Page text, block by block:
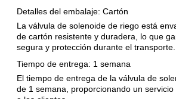
Detalles del embalaje: Cartón
La válvula de solenoide de riego está
de cartón resistente y duradera, lo que
segura y protección durante el transporte.
Tiempo de entrega: 1 semana
El tiempo de entrega de la válvula de
de 1 semana, proporcionando un